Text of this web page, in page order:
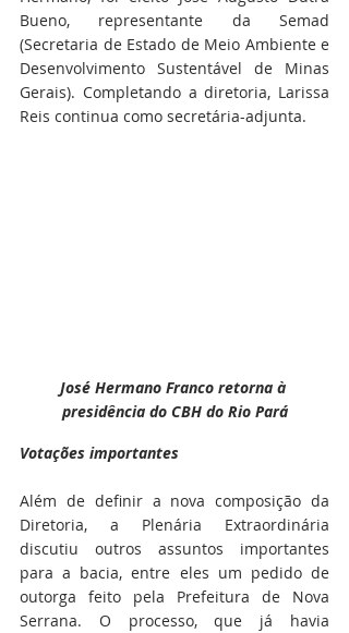
Bueno, representante da Semad
(Secretaria de Estado de Meio Ambiente e
Desenvolvimento Sustentável de Minas
Gerais). Completando a diretoria, Larissa
Reis continua como secretária-adjunta.
José Hermano Franco retorna à
presidência do CBH do Rio Pará
Votações importantes
Além de definir a nova composição da
Diretoria, a Plenária Extraordinária
discutiu outros assuntos importantes
para a bacia, entre eles um pedido de
outorga feito pela Prefeitura de Nova
Serrana. O processo, que já havia